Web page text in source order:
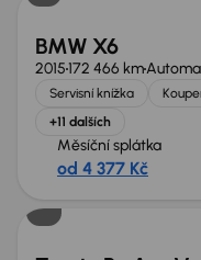
BMW X6
2015172 466 km
Servisní knížka
+11 dalších
Měsíční splátka
od 4 377 Kč
Zlevněno o 80 000 Kč